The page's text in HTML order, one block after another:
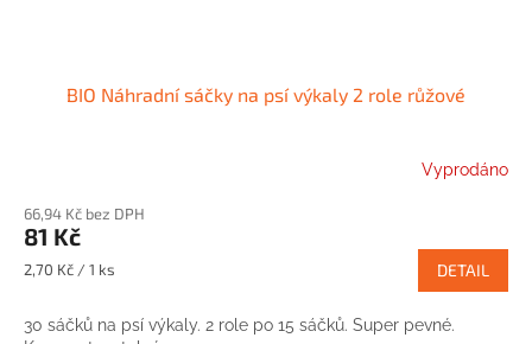
BIO Náhradní sáčky na psí výkaly 2 role růžové
Vyprodáno
66,94 Kč bez DPH
81 Kč
Měrná
2,70 Kč / 1 ks DETAIL
30 sáčků na psí výkaly. 2 role po 15 sáčků. Super pevné.